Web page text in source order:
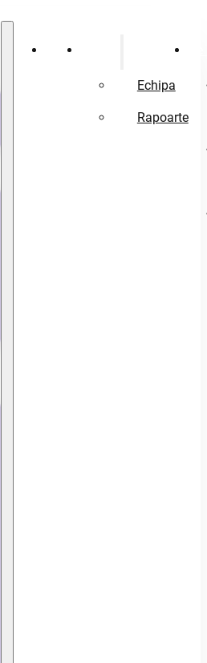
Acasă
Echipa
Rapoarte